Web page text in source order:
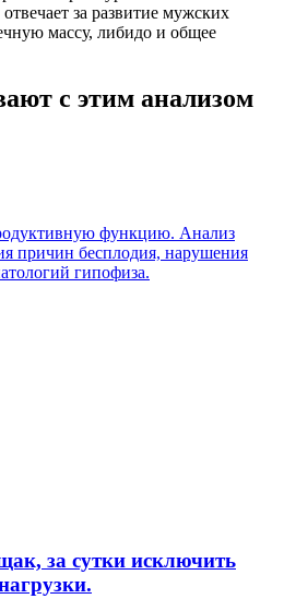
за развитие мужских
массу, либидо и общее
с этим анализом
функцию. Анализ
причин бесплодия, нарушения
гипофиза.
за сутки исключить